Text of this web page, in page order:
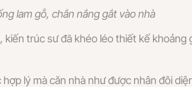
lam gỗ, chắn nắng gắt vào nhà
trúc sư đã khéo léo thiết kế khoảng
lý mà căn nhà như được nhân đôi